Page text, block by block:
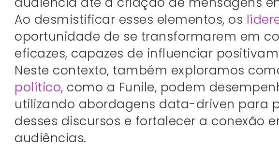
Ao desmistificar esses elementos, os
oportunidade de se transformarem em
eficazes, capazes de influenciar
Neste contexto, também exploramos
político, como a Funile, podem
utilizando abordagens data-driven para
desses discursos e fortalecer a conexão
audiências.